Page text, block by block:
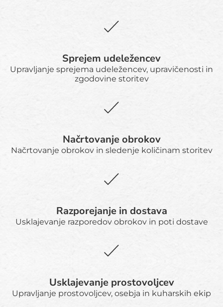
Sprejem udeležencev
Upravljanje sprejema udeležencev, upravičenosti in
zgodovine storitev
Načrtovanje obrokov
Načrtovanje obrokov in sledenje količinam storitev
Razporejanje in dostava
Usklajevanje razporedov obrokov in poti dostave
Usklajevanje prostovoljcev
Upravljanje prostovoljcev, osebja in kuharskih ekip